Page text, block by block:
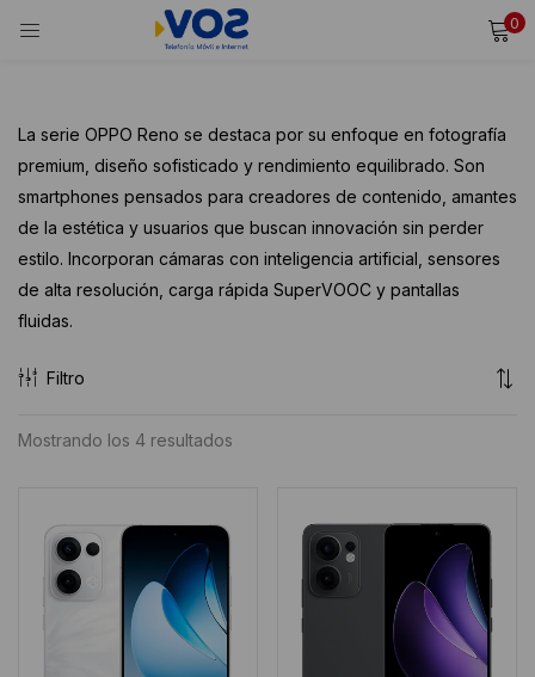
0
INICIAR SESIÓN
Alternative:
Recordarme
Iniciar Sesión
La serie OPPO Reno se destaca por su enfoque en fotografía
premium, diseño sofisticado y rendimiento equilibrado. Son
smartphones pensados para creadores de contenido, amantes
de la estética y usuarios que buscan innovación sin perder
estilo. Incorporan cámaras con inteligencia artificial, sensores
de alta resolución, carga rápida SuperVOOC y pantallas
fluidas.
Filtro
Mostrando los 4 resultados